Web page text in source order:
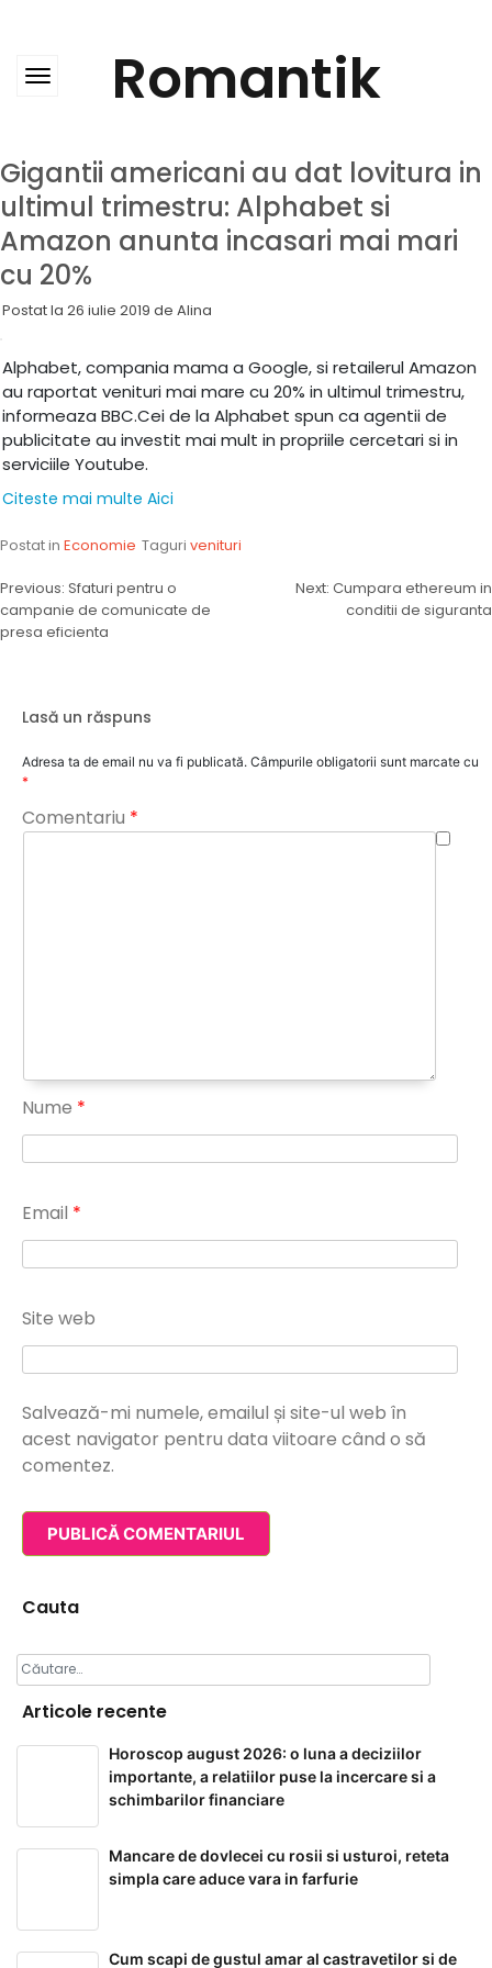
Romantik
Gigantii americani au dat lovitura in
ultimul trimestru: Alphabet si
Amazon anunta incasari mai mari
cu 20%
Postat la 26 iulie 2019 de Alina
Alphabet, compania mama a Google, si retailerul Amazon
au raportat venituri mai mare cu 20% in ultimul trimestru,
informeaza BBC.Cei de la Alphabet spun ca agentii de
publicitate au investit mai mult in propriile cercetari si in
serviciile Youtube.
Citeste mai multe Aici
Postat in Economie Taguri venituri
Navigare
în
articole
Previous: Sfaturi pentru o
campanie de comunicate de
presa eficienta
Next: Cumpara ethereum in
conditii de siguranta
Lasă un răspuns
Adresa ta de email nu va fi publicată. Câmpurile obligatorii sunt marcate cu
*
Comentariu *
Nume *
Email *
Site web
Salvează-mi numele, emailul și site-ul web în
acest navigator pentru data viitoare când o să
comentez.
Cauta
Caută
după:
Articole recente
Horoscop august 2026: o luna a deciziilor
importante, a relatiilor puse la incercare si a
schimbarilor financiare
Mancare de dovlecei cu rosii si usturoi, reteta
simpla care aduce vara in farfurie
Cum scapi de gustul amar al castravetilor si de